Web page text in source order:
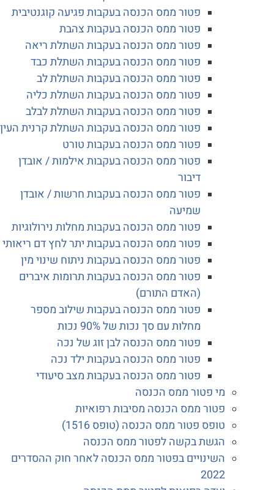
פטור ממס הכנסה בעקבות פגיעה קוגנטיבית
פטור ממס הכנסה בעקבות צהבת
פטור ממס הכנסה בעקבות השתלת ריאה
פטור ממס הכנסה בעקבות השתלת כבד
פטור ממס הכנסה בעקבות השתלת לב
פטור ממס הכנסה בעקבות השתלת כליה
פטור ממס הכנסה בעקבות השתלת לבלב
פטור ממס הכנסה בעקבות השתלת קרנית העין
פטור ממס הכנסה בעקבות טורט
פטור ממס הכנסה בעקבות אילמות / אובדן
פטור ממס הכנסה בעקבות חרשות / אובדן
פטור ממס הכנסה בעקבות מחלות נירולוגיות
פטור ממס הכנסה בעקבות יתר לחץ דם ריאותי
פטור ממס הכנסה בעקבות ניתוח שינוי מין
פטור ממס הכנסה בעקבות תרומות איברים
(האדם התורם)
פטור ממס הכנסה בעקבות שילוב מספר
מחלות עם סך נכות של 90% נכות
פטור ממס הכנסה לבן זוג של נכה
פטור ממס הכנסה בעקבות ילד נכה
פטור ממס הכנסה בעקבות מצב סיעודי
מי פטור ממס הכנסה
פטור ממס הכנסה מסיבות רפואיות
טופס פטור ממס הכנסה (טופס 1516)
הגשת בקשה לפטור ממס הכנסה
השינויים בפטור ממס הכנסה לאחר חוק ההסדרים